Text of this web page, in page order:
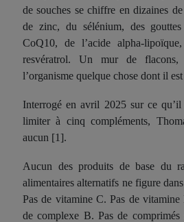
de souches se chiffre en dizaines
de zinc, du sélénium, des
CoQ10, de l’acide alpha-
resvératrol. Un mur de flacons,
l’organisme quelque chose dont il
Interrogé en avril 2025 sur ce
limiter à cinq compléments,
aucun [1].
Aucun des produits de base du
alimentaires alternatifs ne figure
Pas de vitamine C. Pas de vitamine
de complexe B. Pas de comprimés